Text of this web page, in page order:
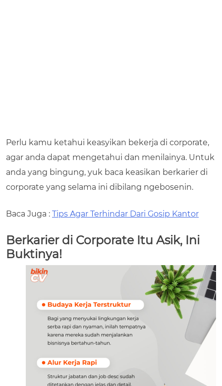
Perlu kamu ketahui keasyikan bekerja di corporate,
agar anda dapat mengetahui dan menilainya. Untuk
anda yang bingung, yuk baca keasikan berkarier di
corporate yang selama ini dibilang ngebosenin.
Baca Juga : Tips Agar Terhindar Dari Gosip Kantor
Berkarier di Corporate Itu Asik, Ini
Buktinya!